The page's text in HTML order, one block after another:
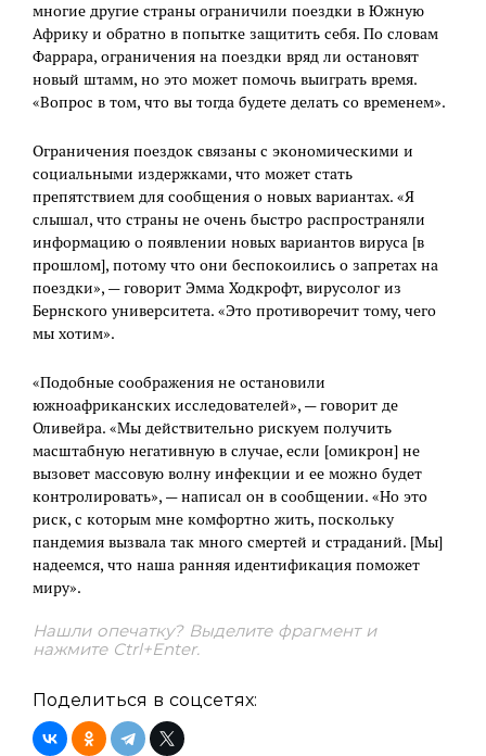
многие другие страны ограничили поездки в Южную
Африку и обратно в попытке защитить себя. По словам
Фаррара, ограничения на поездки вряд ли остановят
новый штамм, но это может помочь выиграть время.
«Вопрос в том, что вы тогда будете делать со временем».
Ограничения поездок связаны с экономическими и
социальными издержками, что может стать
препятствием для сообщения о новых вариантах. «Я
слышал, что страны не очень быстро распространяли
информацию о появлении новых вариантов вируса [в
прошлом], потому что они беспокоились о запретах на
поездки», — говорит Эмма Ходкрофт, вирусолог из
Бернского университета. «Это противоречит тому, чего
мы хотим».
«Подобные соображения не остановили
южноафриканских исследователей», — говорит де
Оливейра. «Мы действительно рискуем получить
масштабную негативную в случае, если [омикрон] не
вызовет массовую волну инфекции и ее можно будет
контролировать», — написал он в сообщении. «Но это
риск, с которым мне комфортно жить, поскольку
пандемия вызвала так много смертей и страданий. [Мы]
надеемся, что наша ранняя идентификация поможет
миру».
Нашли опечатку? Выделите фрагмент и
нажмите Ctrl+Enter.
Поделиться в соцсетях: